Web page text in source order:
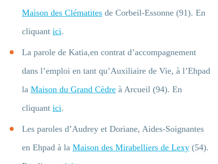
Maison des Clématites de Corbeil-Essonne (91). En
cliquant ici.
La parole de Katia,en contrat d’accompagnement
dans l’emploi en tant qu’Auxiliaire de Vie, à l’Ehpad
la Maison du Grand Cèdre à Arcueil (94). En
cliquant ici.
Les paroles d’Audrey et Doriane, Aides-Soignantes
en Ehpad à la Maison des Mirabelliers de Lexy (54).